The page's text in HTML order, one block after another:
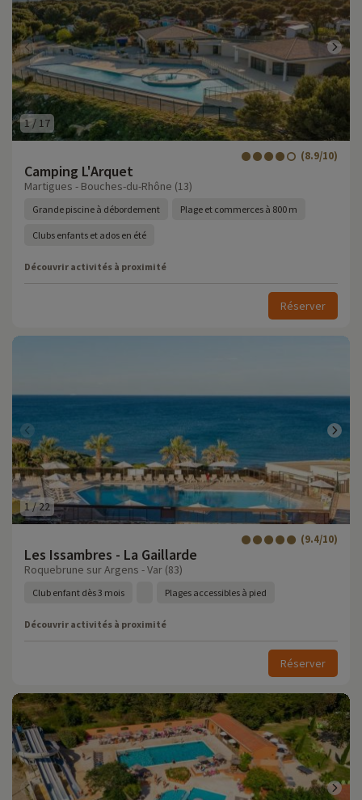
1/ 17
Camping L'Arquet
(8.9/10)
Martigues - Bouches-du-Rhône (13)
Grande piscine à débordement Plage et commerces à 800 m
Clubs enfants et ados en été
Découvrir activités à proximité
Réserver
1 /22
Les Issambres - La Gaillarde
(9.4/10)
Roquebrune sur Argens - Var (83)
Club enfant dès 3 mois Plages accessibles à pied
Découvrir activités à proximité
Réserver